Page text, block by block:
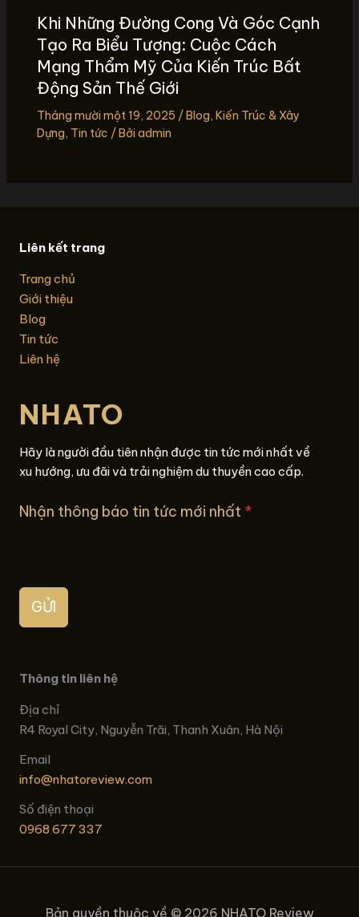
Khi Những Đường Cong Và Góc Cạnh
Tạo Ra Biểu Tượng: Cuộc Cách
Mạng Thẩm Mỹ Của Kiến Trúc Bất
Động Sản Thế Giới
Tháng mười một 19, 2025 /Blog, Kiến Trúc & Xây
Dựng, Tin tức / Bởi admin
Liên kết trang
Trang chủ
Giới thiệu
Blog
Tin tức
Liên hệ
NHATO
Hãy là người đầu tiên nhận được tin tức mới nhất về
xu hướng, ưu đãi và trải nghiệm du thuyền cao cấp.
Nhận thông báo tin tức mới nhất *
GỬI
Thông tin liên hệ
Địa chỉ
R4 Royal City, Nguyễn Trãi, Thanh Xuân, Hà Nội
Email
info@nhatoreview.com
Số điện thoại
0968 677 337
Bản quyền thuộc về © 2026 NHATO Review